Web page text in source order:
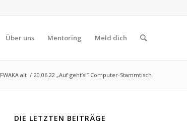
Über uns Mentoring Meld dich
FWAKA alt / 20.06.22 „Auf geht’s!“ Computer-Stammtisch
DIE LETZTEN BEITRÄGE